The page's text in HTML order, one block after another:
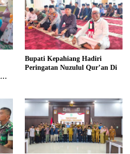
Bupati Kepahiang Hadiri
Peringatan Nuzulul Qur’an Di